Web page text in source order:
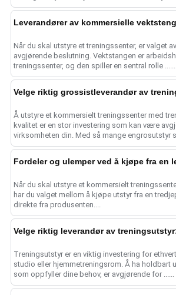
Når du skal utstyre et treningssenter, er valget
avgjørende beslutning. Vektstangen er
treningssenter, og den spiller en sentral rolle ......
Å utstyre et kommersielt treningssenter med
kvalitet er en stor investering som kan være
virksomheten din. Med så mange engrosutstyr
Når du skal utstyre et kommersielt
har du valget mellom å kjøpe utstyr fra en
direkte fra produsenten....
Treningsutstyr er en viktig investering for
studio eller hjemmetreningsrom. Å ha holdbart
som oppfyller dine behov, er avgjørende for ......